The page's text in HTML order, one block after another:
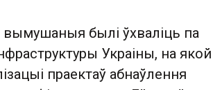
былі ўхваліць па
Украіны, на якой
праектаў абнаўлення